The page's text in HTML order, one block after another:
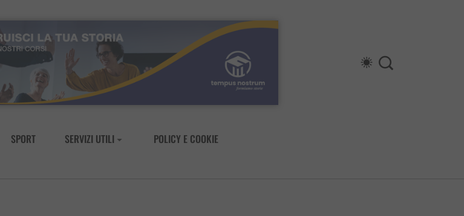
SPORT SERVIZI UTILI
POLICY E COOKIE